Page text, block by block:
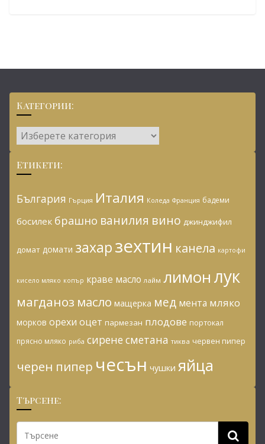
Категории:
Категории:
Етикети:
България Гърция Италия Коледа Франция бадеми
босилек брашно ванилия вино джинджифил
домат домати захарзехтин канела картофи
кисело мляко копър краве масло лайм лимонлук
магданоз масло мащерка мед мента мляко
морков орехи оцет пармезан плодове портокал
прясно мляко риба сирене сметана тиква червен пипер
черен пипер чесън чушки яйца
Търсене: